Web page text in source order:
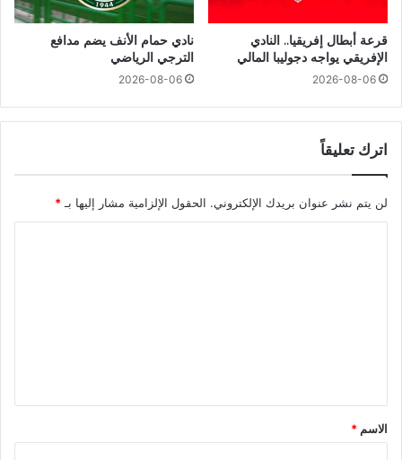
قرعة أبطال إفريقيا.. النادي
الإفريقي يواجه دجوليبا المالي
2026-08-06
نادي حمام الأنف يضم مدافع
الترجي الرياضي
2026-08-06
اترك تعليقاً
لن يتم نشر عنوان بريدك الإلكتروني. الحقول الإلزامية مشار إليها بـ *
*
الاسم *